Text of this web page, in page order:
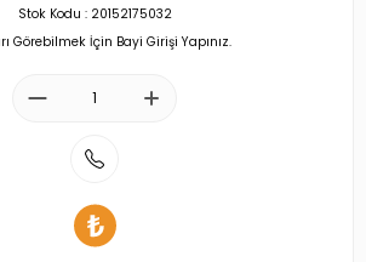
Stok Kodu : 20152175032
Görebilmek İçin Bayi Girişi Yapınız.